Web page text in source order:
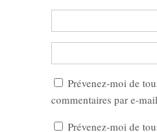
Prévenez-moi de
commentaires par e-
Prévenez-moi de